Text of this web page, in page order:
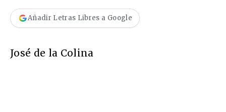
Añadir Letras Libres a Google
José de la Colina